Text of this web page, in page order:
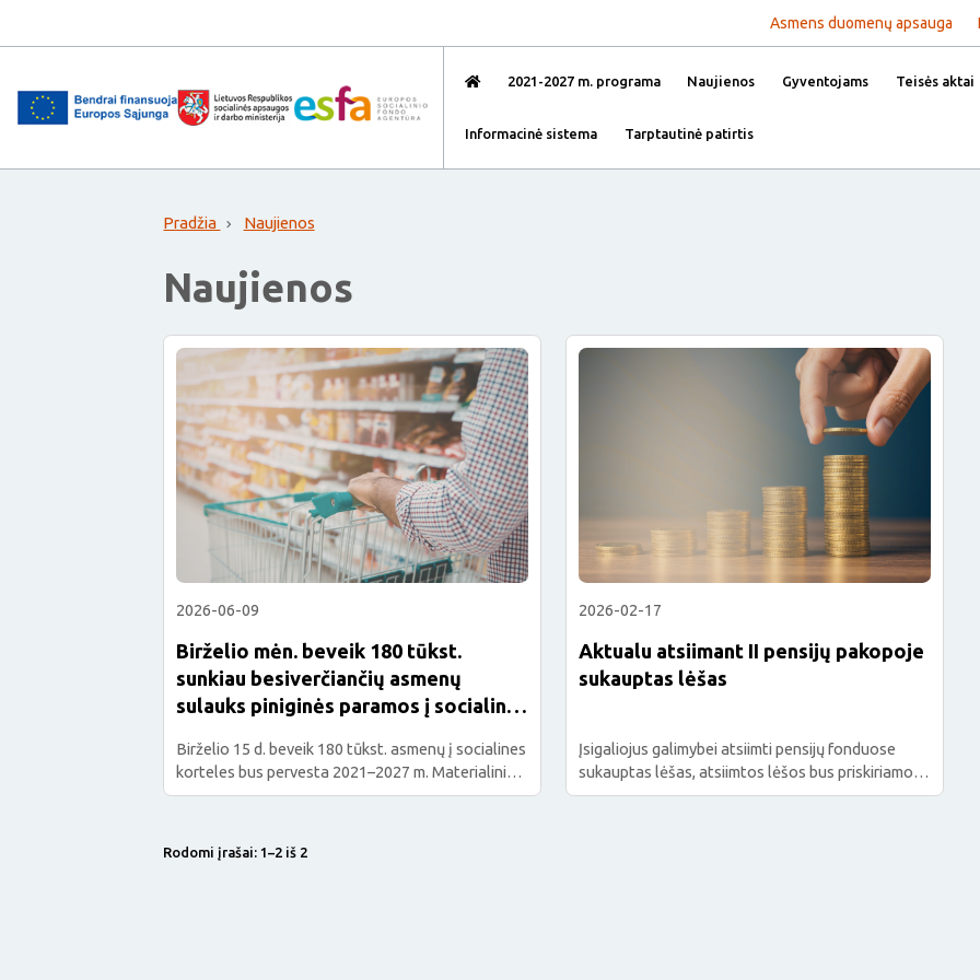
Asmens duomenų apsauga
2021-2027 m. programa Naujienos Gyventojams Teisės aktai
Informacinė sistema Tarptautinė patirtis
Pradžia Naujienos
Naujienos
2026-06-09
Birželio mėn. beveik 180 tūkst.
sunkiau besiverčiančių asmenų
sulauks piniginės paramos į socialines
Birželio 15 d. beveik 180 tūkst. asmenų į socialines
korteles bus pervesta 2021–2027 m. Materialinio
nepritekliaus mažinimo programos parama. Už
vartojimo prekių savo pasirinktame prekybos
2026-02-17
Aktualu atsiimant II pensijų pakopoje
sukauptas lėšas
Įsigaliojus galimybei atsiimti pensijų fonduose
sukauptas lėšas, atsiimtos lėšos bus priskiriamos
prie asmens pajamų ir turto, išskyrus, atvejus dėl:
Rodomi įrašai:1–2 iš 2